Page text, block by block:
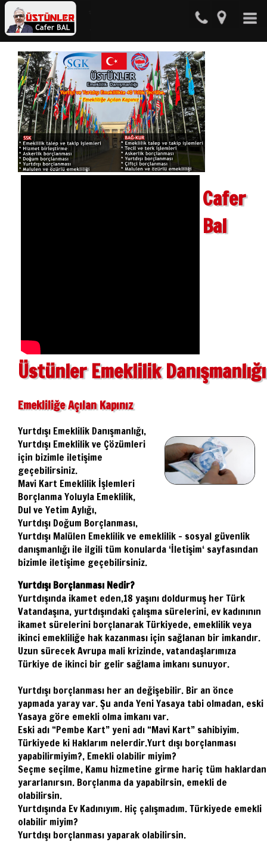
Cafer
Bal
Üstünler Emeklilik Danışmanlığı
Emekliliğe Açılan Kapınız
Yurtdışı Emeklilik Danışmanlığı,
Yurtdışı Emeklilik ve Çözümleri
için bizimle iletişime
geçebilirsiniz.
Mavi Kart Emeklilik İşlemleri
Borçlanma Yoluyla Emeklilik,
Dul ve Yetim Aylığı,
Yurtdışı Doğum Borçlanması,
Yurtdışı Malülen Emeklilik ve emeklilik – sosyal güvenlik
danışmanlığı ile ilgili tüm konularda ‘İletişim‘ sayfasından
bizimle iletişime geçebilirsiniz.
Yurtdışı Borçlanması Nedir?
Yurtdışında ikamet eden,18 yaşını doldurmuş her Türk
Vatandaşına, yurtdışındaki çalışma sürelerini, ev kadınının
ikamet sürelerini borçlanarak Türkiyede, emeklilik veya
ikinci emekliliğe hak kazanması için sağlanan bir imkandır.
Uzun sürecek Avrupa mali krizinde, vatandaşlarımıza
Türkiye de ikinci bir gelir sağlama imkanı sunuyor.
Yurtdışı borçlanması her an değişebilir. Bir an önce
yapmada yaray var. Şu anda Yeni Yasaya tabi olmadan, eski
Yasaya göre emekli olma imkanı var.
Eski adı “Pembe Kart” yeni adı “Mavi Kart” sahibiyim.
Türkiyede ki Haklarım nelerdir.Yurt dışı borçlanması
yapabilirmiyim?, Emekli olabilir miyim?
Seçme seçilme, Kamu hizmetine girme hariç tüm haklardan
yararlanırsın. Borçlanma da yapabilrsin, emekli de
olabilirsin.
Yurtdışında Ev Kadınıyım. Hiç çalışmadım. Türkiyede emekli
olabilir miyim?
Yurtdışı borçlanması yaparak olabilirsin.